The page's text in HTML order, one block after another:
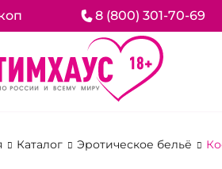
8 (800) 301-70-69
Каталог Эротическое бельё